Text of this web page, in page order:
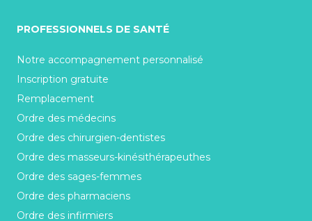
PROFESSIONNELS DE SANTÉ
Notre accompagnement personnalisé
Inscription gratuite
Remplacement
Ordre des médecins
Ordre des chirurgien-dentistes
Ordre des masseurs-kinésithérapeuthes
Ordre des sages-femmes
Ordre des pharmaciens
Ordre des infirmiers